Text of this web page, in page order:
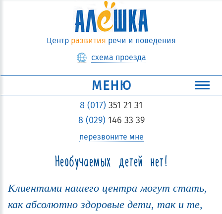
Центр развития речи и поведения
схема проезда
МЕНЮ
8 (017) 351 21 31
8 (029) 146 33 39
перезвоните мне
Необучаемых детей нет!
Клиентами нашего центра могут стать,
как абсолютно здоровые дети, так и те,